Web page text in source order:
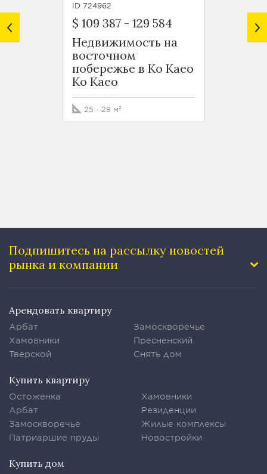
ID 724962
$ 109 387- 129 584
Недвижимость на
восточном
побережье в Ко Каео
Ko Kaeo
25 - 28 м²
$
Подпишитесь на рассылку новостей
рынка и компании
Арендовать квартиру
Арбат
Хамовники
Тверской
Замоскворечье
Пресненский
Снять дом
Купить квартиру
Остоженка
Арбат
Замоскворечье
Патриаршие пруды
Хамовники
Резиденции
Жилые комплексы
Новостройки
Купить дом